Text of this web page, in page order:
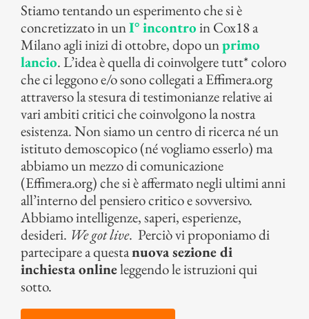
Stiamo tentando un esperimento che si è
concretizzato in unI° incontroin Cox18 a
Milano agli inizi di ottobre, dopo unprimo
lancio. L’idea è quella di coinvolgere tutt* coloro
che ci leggono e/o sono collegati a Effimera.org
attraverso la stesura di testimonianze relative ai
vari ambiti critici che coinvolgono la nostra
esistenza. Non siamo un centro di ricerca né un
istituto demoscopico (né vogliamo esserlo) ma
abbiamo un mezzo di comunicazione
(Effimera.org) che si è affermato negli ultimi anni
all’interno del pensiero critico e sovversivo.
Abbiamo intelligenze, saperi, esperienze,
desideri. We got live. Perciò vi proponiamo di
partecipare a questanuova sezione di
inchiesta onlineleggendo le istruzioni qui
sotto.